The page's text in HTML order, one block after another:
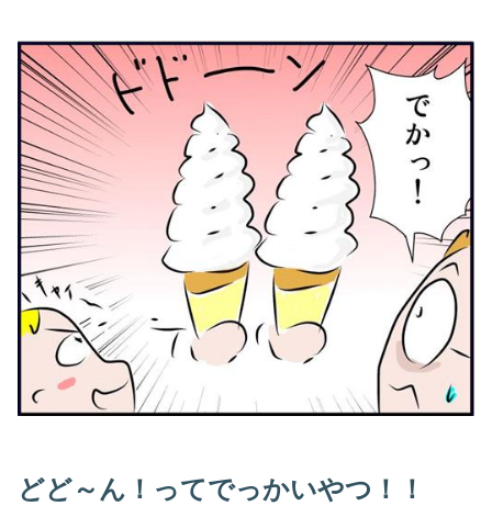
どど～ん！ってでっかいやつ！！